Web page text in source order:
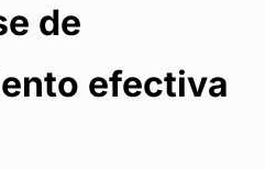
de
efectiva